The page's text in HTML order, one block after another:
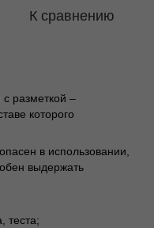
К сравнению
разметкой –
которого
в использовании,
выдержать
теста;